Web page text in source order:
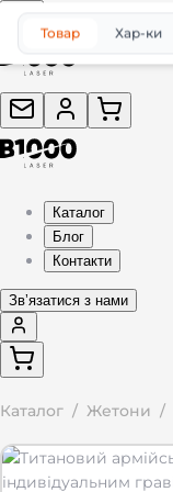
Каталог
Блог
Контакти
Звʼязатися з нами
Каталог / Жетони /
Товар Хар-ки